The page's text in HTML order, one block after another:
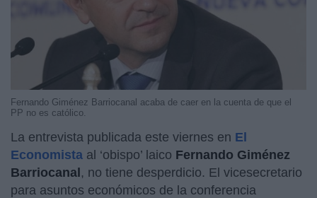
Fernando Giménez Barriocanal acaba de caer en la cuenta de que el
PP no es católico.
La entrevista publicada este viernes en El
Economista al ‘obispo’ laico Fernando Giménez
Barriocanal, no tiene desperdicio. El vicesecretario
para asuntos económicos de la conferencia